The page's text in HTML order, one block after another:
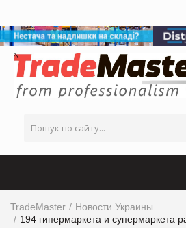
TradeMaster
Новости Украины
194 гипермаркета и супермаркета